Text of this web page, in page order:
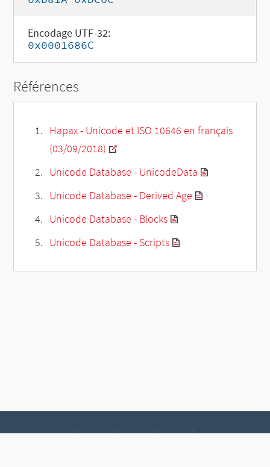
Encodage UTF-32:
0x0001686C
Références
Hapax - Unicode et ISO 10646 en français
(03/09/2018)
Unicode Database - UnicodeData
Unicode Database - Derived Age
Unicode Database - Blocks
Unicode Database - Scripts